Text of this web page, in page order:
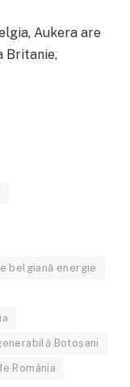
Aukera are
Britanie,
belgiană energie
Botoșani
România